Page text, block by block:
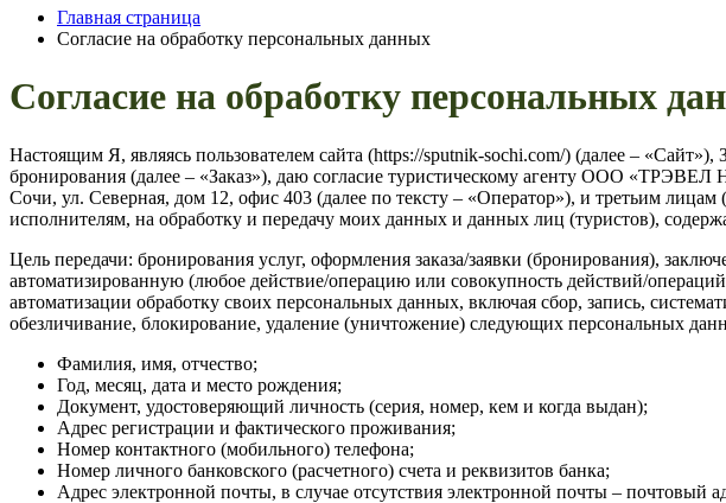
Главная страница
Согласие на обработку персональных данных
Согласие на обработку персональных
Настоящим Я, являясь пользователем сайта (https://sputnik-sochi.com/) (далее –
бронирования (далее – «Заказ»), даю согласие туристическому агенту ООО
Сочи, ул. Северная, дом 12, офис 403 (далее по тексту – «Оператор»), и третьим
исполнителям, на обработку и передачу моих данных и данных лиц (туристов),
Цель передачи: бронирования услуг, оформления заказа/заявки (бронирования),
автоматизированную (любое действие/операцию или совокупность действий/
автоматизации обработку своих персональных данных, включая сбор, запись,
обезличивание, блокирование, удаление (уничтожение) следующих персональных
Фамилия, имя, отчество;
Год, месяц, дата и место рождения;
Документ, удостоверяющий личность (серия, номер, кем и когда выдан);
Адрес регистрации и фактического проживания;
Номер контактного (мобильного) телефона;
Номер личного банковского (расчетного) счета и реквизитов банка;
Адрес электронной почты, в случае отсутствия электронной почты – почтовый